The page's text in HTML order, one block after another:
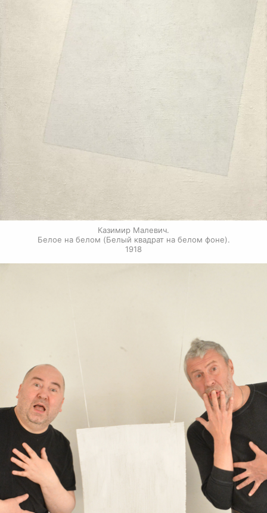
Казимир Малевич.
Белое на белом (Белый квадрат на белом фоне).
1918